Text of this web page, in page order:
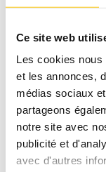
Ce site web
Les cookies nous
et les annonces,
médias sociaux
partageons
notre site avec
publicité et
avec d'autres